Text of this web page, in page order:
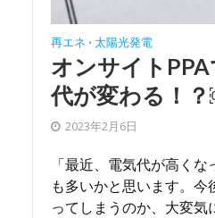
再エネ • 太陽光発電
オンサイト
代が変わる！
2023年2月6日
「最近、電気代が高く
も多いかと思います。今
ってしまうのか、大変気